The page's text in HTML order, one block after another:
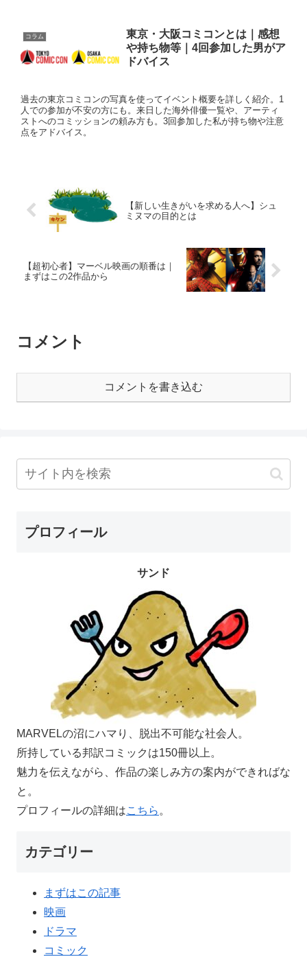
コラム
東京・大阪コミコンとは｜感想
や持ち物等｜4回参加した男がア
ドバイス
過去の東京コミコンの写真を使ってイベント概要を詳しく紹介。1
人での参加が不安の方にも。来日した海外俳優一覧や、アーティ
ストへのコミッションの頼み方も。3回参加した私が持ち物や注意
点をアドバイス。
【新しい生きがいを求める人へ】シュ
ミヌマの目的とは
【超初心者】マーベル映画の順番は｜
まずはこの2作品から
コメント
コメントを書き込む
プロフィール
サンド
MARVELの沼にハマり、脱出不可能な社会人。
所持している邦訳コミックは150冊以上。
魅力を伝えながら、作品の楽しみ方の案内ができればな
と。
プロフィールの詳細はこちら。
カテゴリー
まずはこの記事
映画
ドラマ
コミック